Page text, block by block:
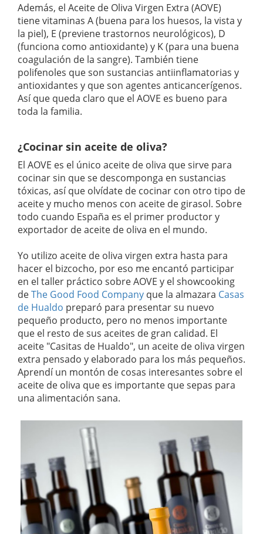
Además, el Aceite de Oliva Virgen Extra (AOVE)
tiene vitaminas A (buena para los huesos, la vista y
la piel), E (previene trastornos neurológicos), D
(funciona como antioxidante) y K (para una buena
coagulación de la sangre). También tiene
polifenoles que son sustancias antiinflamatorias y
antioxidantes y que son agentes anticancerígenos.
Así que queda claro que el AOVE es bueno para
toda la familia.
¿Cocinar sin aceite de oliva?
El AOVE es el único aceite de oliva que sirve para
cocinar sin que se descomponga en sustancias
tóxicas, así que olvídate de cocinar con otro tipo de
aceite y mucho menos con aceite de girasol. Sobre
todo cuando España es el primer productor y
exportador de aceite de oliva en el mundo.
Yo utilizo aceite de oliva virgen extra hasta para
hacer el bizcocho, por eso me encantó participar
en el taller práctico sobre AOVE y el showcooking
deThe Good Food Company que la almazara Casas
de Hualdo preparó para presentar su nuevo
pequeño producto, pero no menos importante
que el resto de sus aceites de gran calidad. El
aceite "Casitas de Hualdo", un aceite de oliva virgen
extra pensado y elaborado para los más pequeños.
Aprendí un montón de cosas interesantes sobre el
aceite de oliva que es importante que sepas para
una alimentación sana.